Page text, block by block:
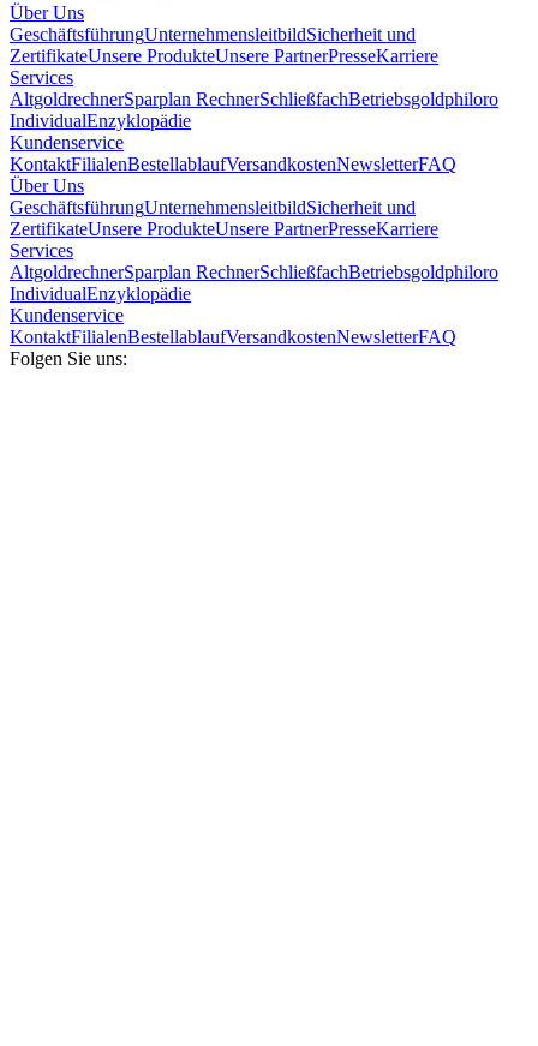
Über Uns
GeschäftsführungUnternehmensleitbildSicherheit und
ZertifikateUnsere ProdukteUnsere PartnerPresseKarriere
Services
AltgoldrechnerSparplan RechnerSchließfachBetriebsgoldphiloro
IndividualEnzyklopädie
Kundenservice
KontaktFilialenBestellablaufVersandkostenNewsletterFAQ
Über Uns
GeschäftsführungUnternehmensleitbildSicherheit und
ZertifikateUnsere ProdukteUnsere PartnerPresseKarriere
Services
AltgoldrechnerSparplan RechnerSchließfachBetriebsgoldphiloro
IndividualEnzyklopädie
Kundenservice
KontaktFilialenBestellablaufVersandkostenNewsletterFAQ
Folgen Sie uns: